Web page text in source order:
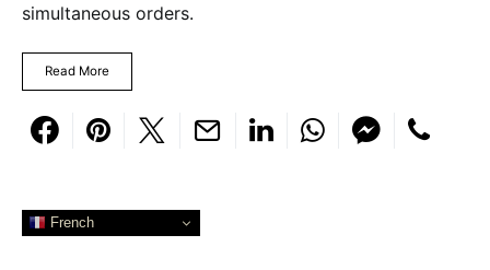
simultaneous orders.
Read More
French